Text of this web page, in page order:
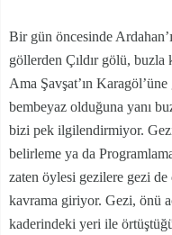
Bir gün öncesinde
göllerden Çıldır gölü,
Ama Şavşat’ın
bembeyaz olduğuna yanı
bizi pek ilgilendirmiyor.
belirleme ya da
zaten öylesi gezilere gezi
kavrama giriyor. Gezi, önü
kaderindeki yeri ile